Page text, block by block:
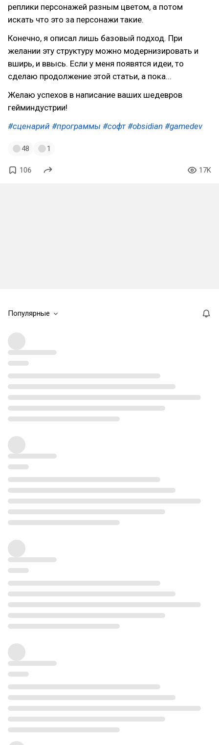
реплики персонажей разным цветом, а потом
искать что это за персонажи такие.
Конечно, я описал лишь базовый подход. При
желании эту структуру можно модернизировать и
вширь, и ввысь. Если у меня появятся идеи, то
сделаю продолжение этой статьи, а пока...
Желаю успехов в написание ваших шедевров
гейминдустрии!
#сценарий #программы #софт #obsidian #gamedev
48 1
106 17K
Популярные